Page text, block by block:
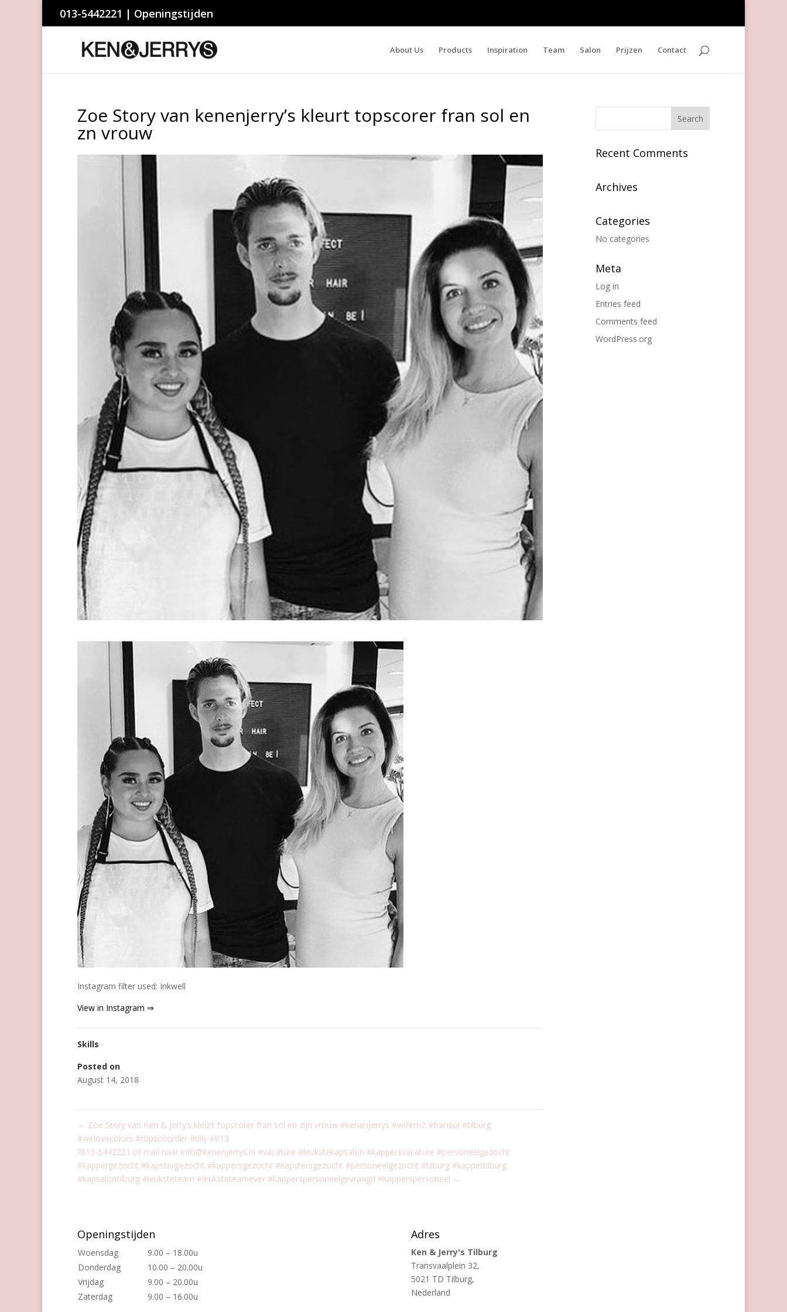
013-5442221 | Openingstijden
About Us Products Inspiration Team Salon Prijzen Contact
Zoe Story van kenenjerry’s kleurt topscorer fran sol en
zn vrouw
Instagram filter used: Inkwell
View in Instagram ⇒
Skills
Posted on
August 14, 2018
← Zoe Story van Ken & Jerry’s kleurt topscorer fran sol en zijn vrouw #kenenjerrys #willem2 #fransol #tilburg
#welovecolors #topscoorder #tilly #013
?013-5442221 of mail naar info@kenenjerrys.nl #vacature #leukstekapsalon #kappersvacature #personeelgezocht
#kappergezocht #kapstergezocht #kappersgezocht #kapstersgezocht #personeelgezocht #tilburg #kappertilburg
#kapsalontilburg #leuksteteam #leuksteteamever #kapperspersoneelgevraagd #kapperspersoneel →
Recent Comments
Archives
Categories
No categories
Meta
Log in
Entries feed
Comments feed
WordPress.org
Openingstijden
Woensdag
9.00 – 18.00u
Donderdag
10.00 – 20.00u
Vrijdag
9.00 – 20.00u
Zaterdag
9.00 – 16.00u
Adres
Ken & Jerry's Tilburg
Transvaalplein 32,
5021 TD Tilburg,
Nederland